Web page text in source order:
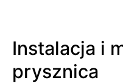
Instalacja i
prysznica